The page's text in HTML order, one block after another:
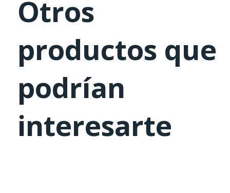
Otros
productos que
podrían
interesarte